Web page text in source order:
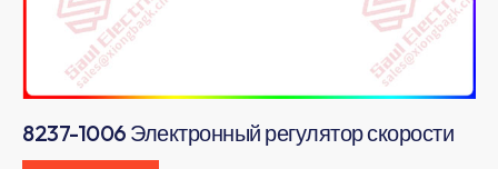
8237-1006 Электронный регулятор скорости